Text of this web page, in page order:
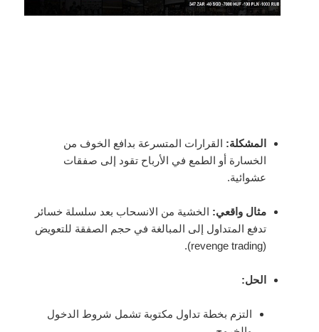
المشكلة: القرارات المتسرعة بدافع الخوف من
الخسارة أو الطمع في الأرباح تقود إلى صفقات
عشوائية.
مثال واقعي: الخشية من الانسحاب بعد سلسلة خسائر
تدفع المتداول إلى المبالغة في حجم الصفقة للتعويض
(revenge trading).
الحل:
التزم بخطة تداول مكتوبة تشمل شروط الدخول